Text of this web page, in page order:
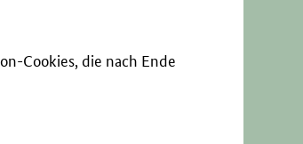
Cookies, die nach Ende